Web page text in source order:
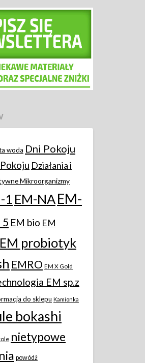
woda Dni Pokoju
Działania i
Mikroorganizmy
1EM-NAEM-
5 EM bio EM
EM probiotyk
EMRO EM X Gold
EM sp.z
do sklepu Kamionka
bokashi
nietypowe
powódż